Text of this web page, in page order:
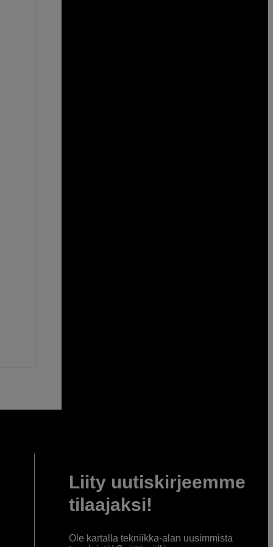
Liity uutiskirjeemme
tilaajaksi!
Ole kartalla tekniikka-alan uusimmista